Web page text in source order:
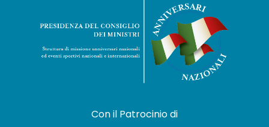
Con il Patrocinio di